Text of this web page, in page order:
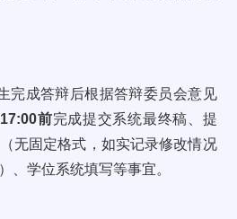
成答辩后根据答辩委员会意见
前完成提交系统最终稿、提
无固定格式，如实记录修改情况
、学位系统填写等事宜。